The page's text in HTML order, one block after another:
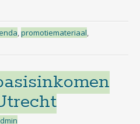
,promotiemateriaal,